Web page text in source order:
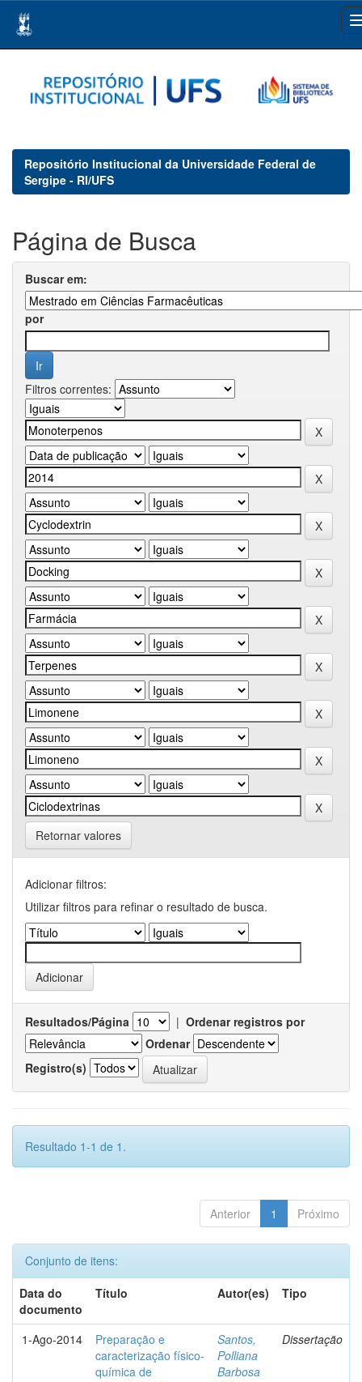
navigation
Repositório Institucional da Universidade Federal de
Sergipe - RI/UFS
Página de Busca
Buscar em:
por
Filtros correntes:
Retornar valores
Adicionar filtros:
Utilizar filtros para refinar o resultado de busca.
Resultados/Página | Ordenar registros por
Ordenar
Registro(s)
Resultado 1-1 de 1.
Anterior 1 Próximo
Conjunto de itens:
Data do
documento
Título Autor(es) Tipo
1-Ago-2014
Preparação e
caracterização físico-
química de
Santos,
Polliana
Barbosa
Dissertação